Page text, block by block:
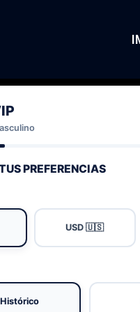
PREFERENCIAS
USD 🇺🇸